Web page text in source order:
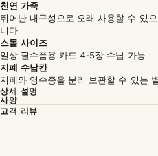
천연 가죽
뛰어난 내구성으로 오래 사용할 수 있
니다
스몰 사이즈
일상 필수품용 카드 4-5장 수납 가능
지폐 수납칸
지폐와 영수증을 분리 보관할 수 있는
상세 설명
사양
고객 리뷰